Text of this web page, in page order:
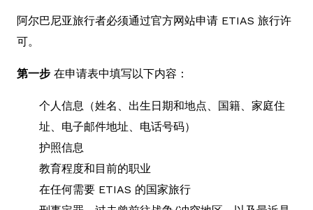
阿尔巴尼亚旅行者必须通过官方网站申请 ETIAS 旅行许
可。
第一步 在申请表中填写以下内容：
个人信息（姓名、出生日期和地点、国籍、家庭住
址、电子邮件地址、电话号码）
护照信息
教育程度和目前的职业
在任何需要 ETIAS 的国家旅行